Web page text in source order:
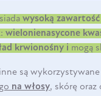
wysoką zawartość
wielonienasycone
krwionośny i mogą
są
na włosy, skórę oraz